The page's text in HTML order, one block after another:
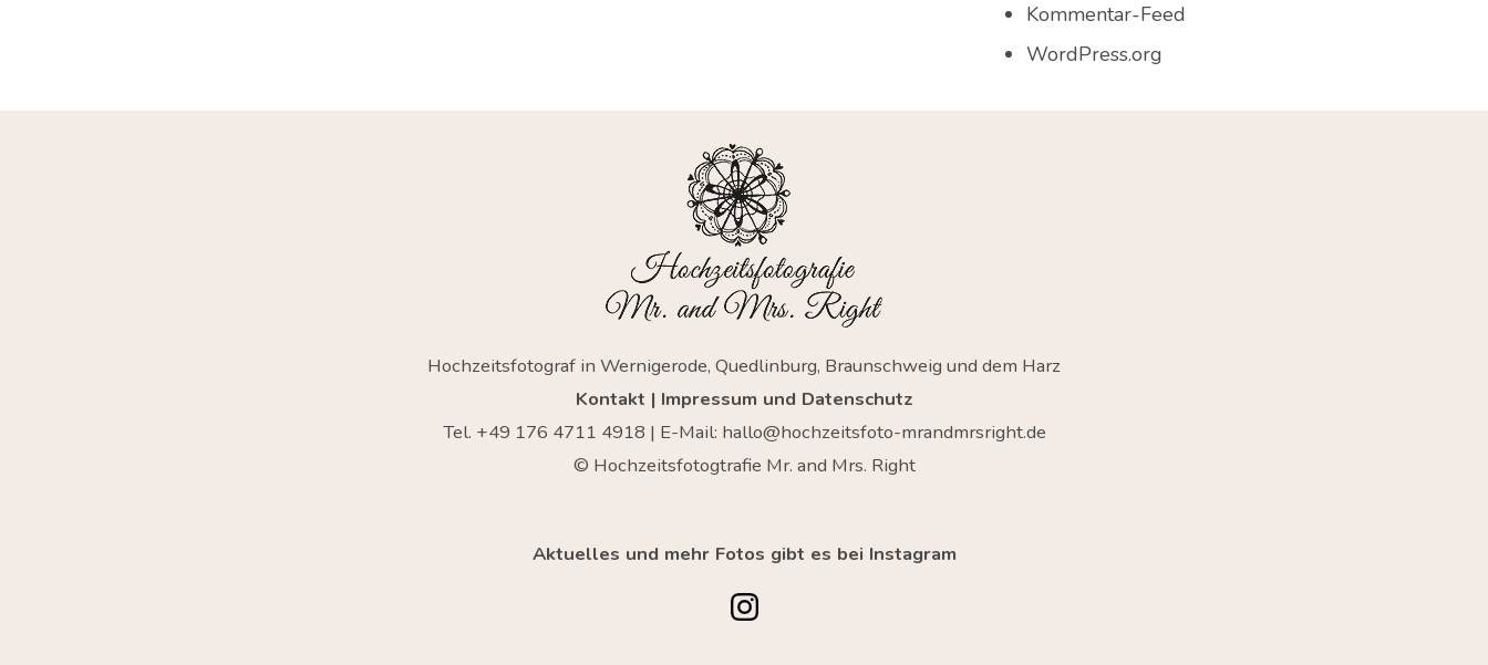
Kommentar-Feed
WordPress.org
Hochzeitsfotograf in Wernigerode, Quedlinburg, Braunschweig und dem Harz
Kontakt | Impressum und Datenschutz
Tel. +49 176 4711 4918 | E-Mail: hallo@hochzeitsfoto-mrandmrsright.de
© Hochzeitsfotogtrafie Mr. and Mrs. Right
Aktuelles und mehr Fotos gibt es bei Instagram